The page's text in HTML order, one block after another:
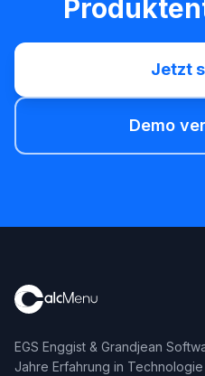
Jetzt
Demo
EGS Enggist & Grandjean
Jahre Erfahrung in